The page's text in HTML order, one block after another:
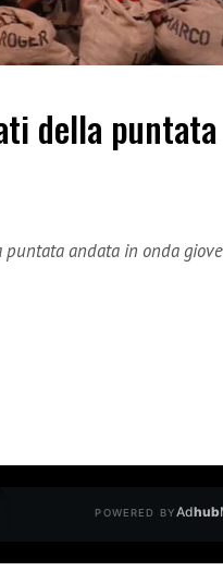
della
puntata andata in onda
POWERED BYAdhub